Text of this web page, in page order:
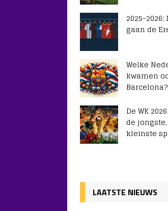
2025-
gaan de
Welke
kwamen
Barcelona?
De WK
de
kleinste
LAATSTE NIEUWS